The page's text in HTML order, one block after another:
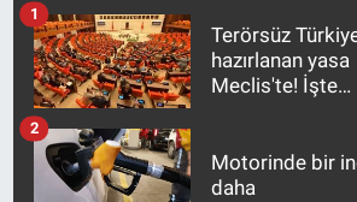
Terörsüz
hazırlanan yasa
Meclis'te! İşte
1
Motorinde bir
daha
2